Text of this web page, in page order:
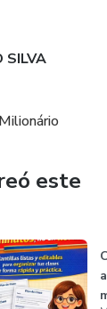
SILVA
este